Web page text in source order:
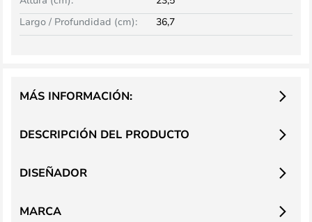
Largo / Profundidad (cm):
36,7
DESCRIPCIÓN DEL PRODUCTO
MÁS INFORMACIÓN:
DISEÑADOR
MARCA